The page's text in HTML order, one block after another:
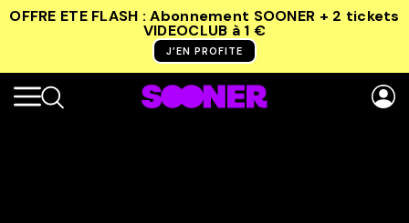
OFFRE ETE FLASH : Abonnement SOONER + 2 tickets
VIDEOCLUB à 1 €
J’EN PROFITE